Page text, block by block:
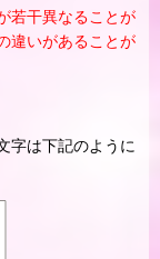
若干異なることが
違いがあることが
字は下記のように